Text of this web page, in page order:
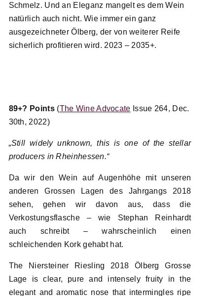
Schmelz. Und an Eleganz mangelt es dem Wein
natürlich auch nicht. Wie immer ein ganz
ausgezeichneter Ölberg, der von weiterer Reife
sicherlich profitieren wird. 2023 – 2035+.
89+? Points(The Wine Advocate Issue 264, Dec.
30th, 2022)
„Still widely unknown, this is one of the stellar
producers in Rheinhessen.“
Da wir den Wein auf Augenhöhe mit unseren
anderen Grossen Lagen des Jahrgangs 2018
sehen, gehen wir davon aus, dass die
Verkostungsflasche – wie Stephan Reinhardt
auch schreibt – wahrscheinlich einen
schleichenden Kork gehabt hat.
The Niersteiner Riesling 2018 Ölberg Grosse
Lage is clear, pure and intensely fruity in the
elegant and aromatic nose that intermingles ripe